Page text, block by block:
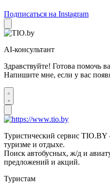
Подписаться на Instagram
AI-консультант
Здравствуйте! Готова помочь
Напишите мне, если у вас
Туристический сервис
туризме и отдыхе.
Поиск автобусных, ж/д и
предложений и акций.
Туристам